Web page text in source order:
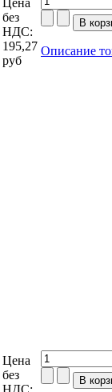
без
НДС:
195,27
руб
Описание
Цена
без
НДС: